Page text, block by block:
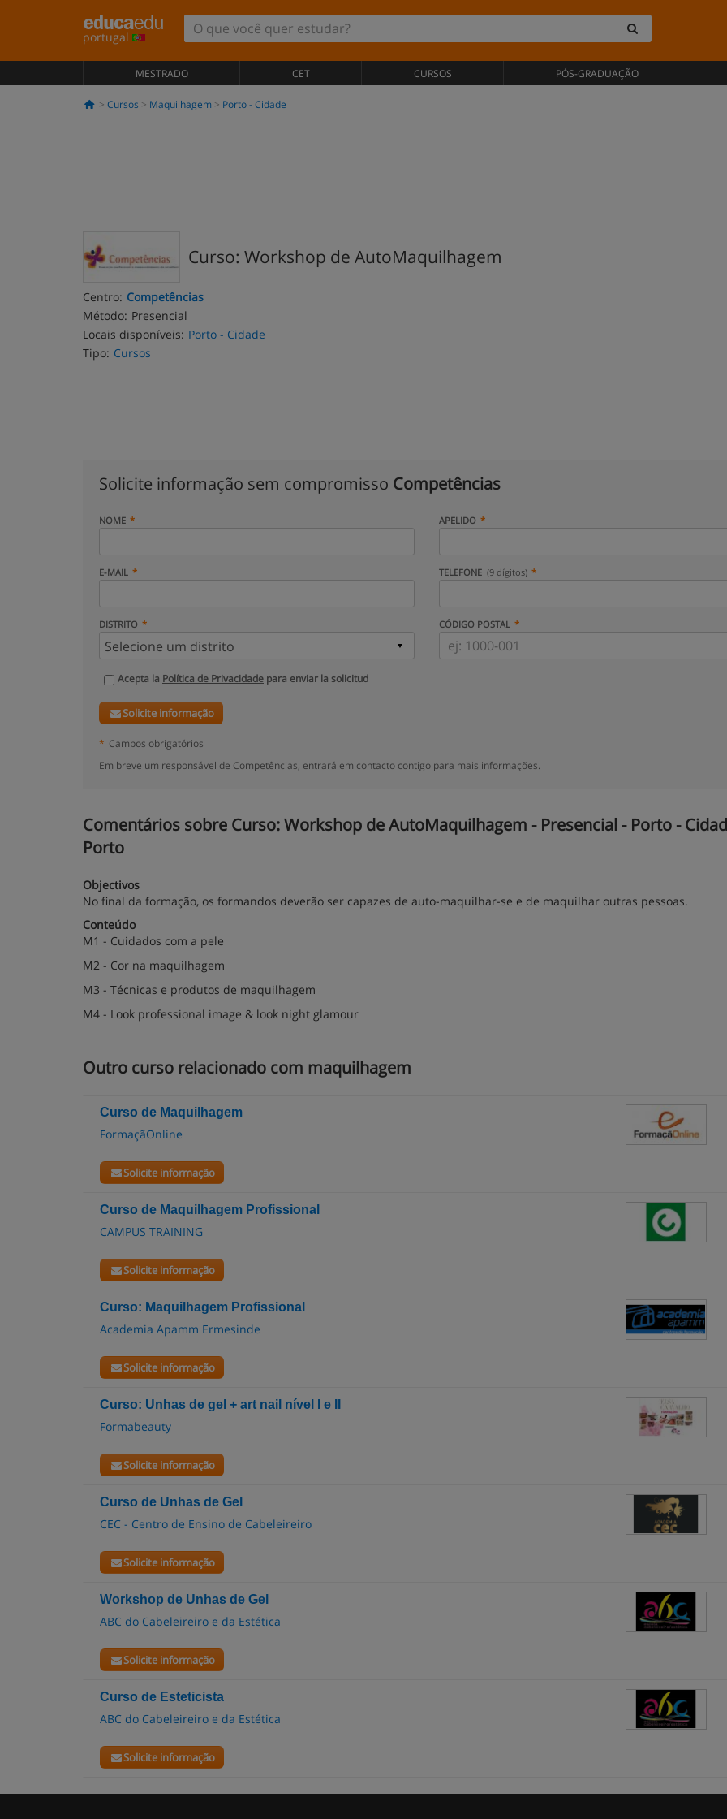
portugal
MESTRADO CET CURSOS PÓS-GRADUAÇÃO
Cursos Maquilhagem Porto - Cidade
Curso: Workshop de AutoMaquilhagem
Centro: Competências
Método: Presencial
Locais disponíveis: Porto - Cidade
Tipo: Cursos
Solicite informação sem compromisso Competências
NOME APELIDO
E-MAIL TELEFONE (9 dígitos)
DISTRITO CÓDIGO POSTAL
Acepta la Política de Privacidade para enviar la solicitud
Solicite informação
* Campos obrigatórios
Em breve um responsável de Competências, entrará em contacto contigo para mais informações.
Comentários sobre Curso: Workshop de AutoMaquilhagem - Presencial - Porto -
Porto
Objectivos
No final da formação, os formandos deverão ser capazes de auto-maquilhar-se e de maquilhar outras pessoas.
Conteúdo
M1 - Cuidados com a pele
M2 - Cor na maquilhagem
M3 - Técnicas e produtos de maquilhagem
M4 - Look professional image & look night glamour
Outro curso relacionado com maquilhagem
Curso de Maquilhagem
FormaçãOnline
Solicite informação
Curso de Maquilhagem Profissional
CAMPUS TRAINING
Solicite informação
Curso: Maquilhagem Profissional
Academia Apamm Ermesinde
Solicite informação
Curso: Unhas de gel + art nail nível I e II
Formabeauty
Solicite informação
Curso de Unhas de Gel
CEC - Centro de Ensino de Cabeleireiro
Solicite informação
Workshop de Unhas de Gel
ABC do Cabeleireiro e da Estética
Solicite informação
Curso de Esteticista
ABC do Cabeleireiro e da Estética
Solicite informação